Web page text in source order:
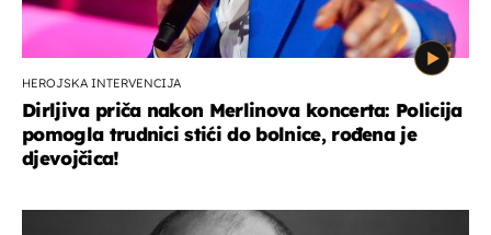
HEROJSKA INTERVENCIJA
Dirljiva priča nakon Merlinova koncerta: Policija
pomogla trudnici stići do bolnice, rođena je
djevojčica!